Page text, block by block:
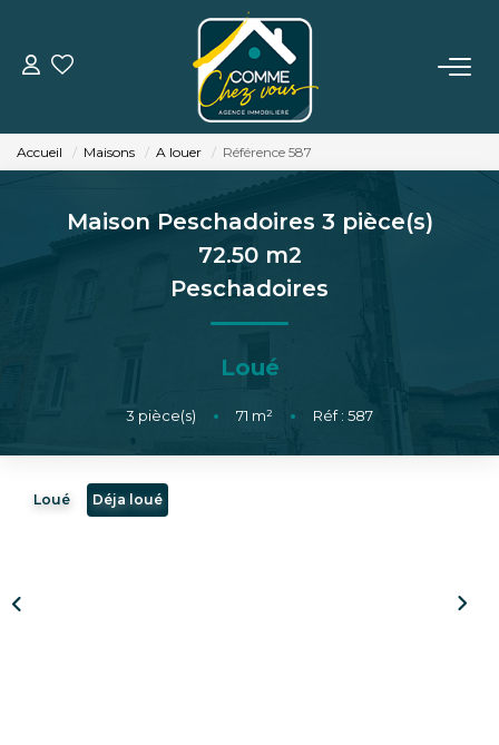
VENTE
LOCATION
ESTIMATION
L'AGENCE
Accueil Maisons A louer Référence 587
Maison Peschadoires 3 pièce(s)
72.50 m2
Peschadoires
Loué
3 pièce(s) • 71 m² • Réf : 587
Loué Déja loué